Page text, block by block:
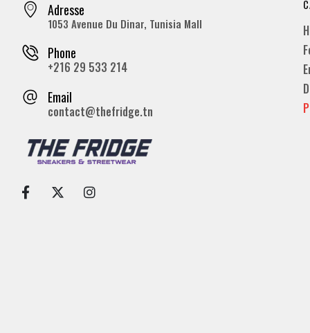
Adresse
1053 Avenue Du Dinar, Tunisia Mall
Phone
+216 29 533 214
Email
contact@thefridge.tn